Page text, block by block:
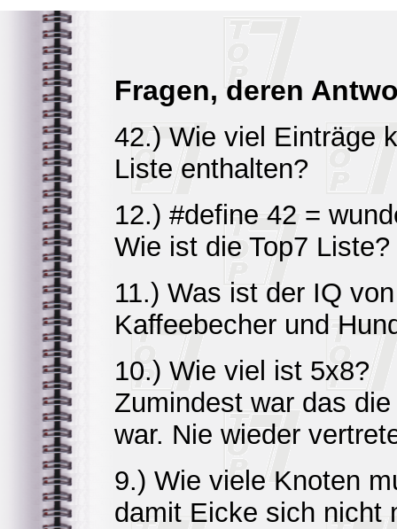
Fragen, deren
42.) Wie viel Einträge
Liste enthalten?
12.) #define 42 =
Wie ist die Top7 Liste?
11.) Was ist der IQ
Kaffeebecher und
10.) Wie viel ist 5x8?
Zumindest war das
war. Nie wieder
9.) Wie viele Knoten
damit Eicke sich nicht